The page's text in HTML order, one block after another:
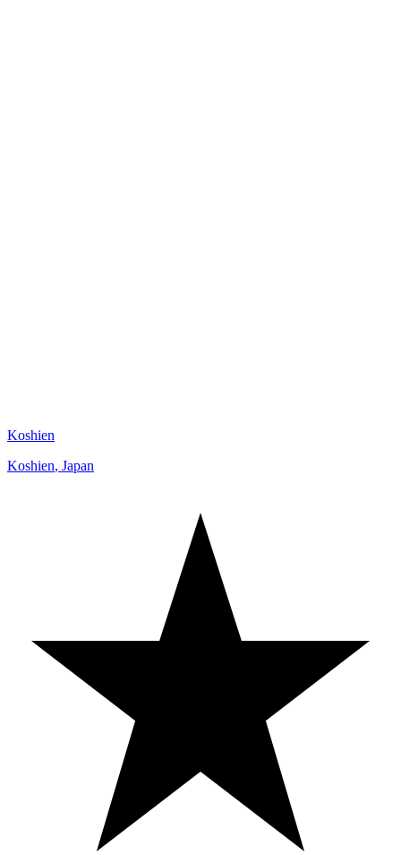
Koshien
Koshien, Japan